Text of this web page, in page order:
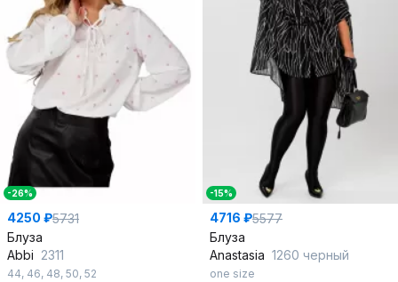
-26%
4250 ₽5731
Блуза
Abbi 2311
44, 46, 48, 50, 52
-15%
4716 ₽5577
Блуза
Anastasia 1260 черный
one size